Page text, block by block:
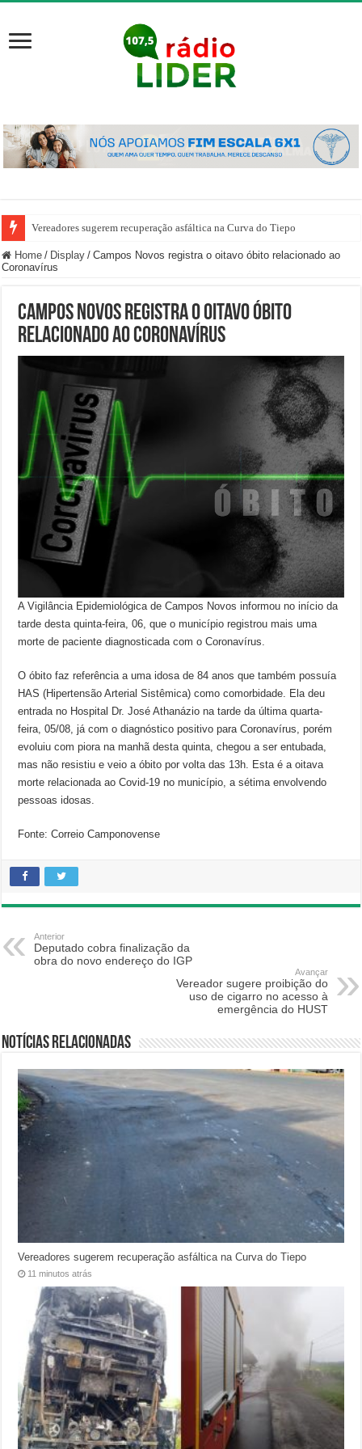
Vereadores sugerem recuperação asfáltica na Curva do Tiepo
Home / Display / Campos Novos registra o oitavo óbito relacionado ao
Coronavírus
Campos Novos registra o oitavo óbito
relacionado ao Coronavírus
A Vigilância Epidemiológica de Campos Novos informou no início da
tarde desta quinta-feira, 06, que o município registrou mais uma
morte de paciente diagnosticada com o Coronavírus.
O óbito faz referência a uma idosa de 84 anos que também possuía
HAS (Hipertensão Arterial Sistêmica) como comorbidade. Ela deu
entrada no Hospital Dr. José Athanázio na tarde da última quarta-
feira, 05/08, já com o diagnóstico positivo para Coronavírus, porém
evoluiu com piora na manhã desta quinta, chegou a ser entubada,
mas não resistiu e veio a óbito por volta das 13h. Esta é a oitava
morte relacionada ao Covid-19 no município, a sétima envolvendo
pessoas idosas.
Fonte: Correio Camponovense
Anterior
Deputado cobra finalização da
obra do novo endereço do IGP
Avançar
Vereador sugere proibição do
uso de cigarro no acesso à
emergência do HUST
Notícias relacionadas
Vereadores sugerem recuperação asfáltica na Curva do Tiepo
11 minutos atrás